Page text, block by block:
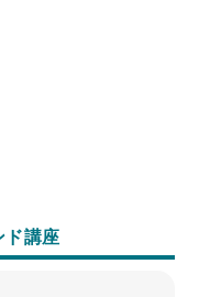
講座